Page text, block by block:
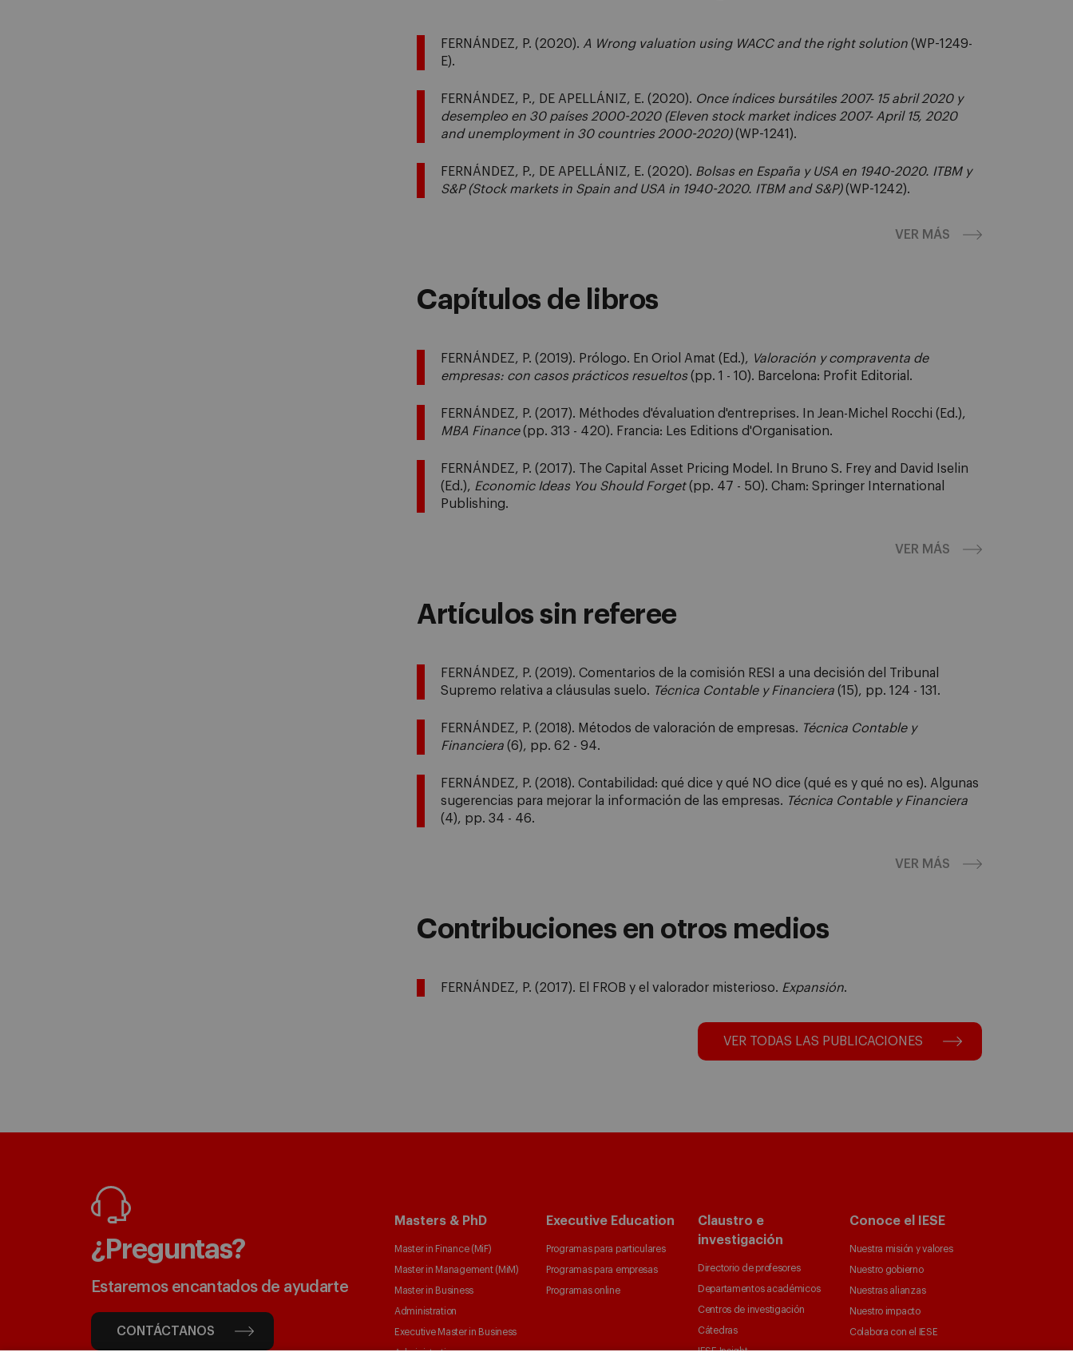
FERNÁNDEZ, P. (2020). A Wrong valuation using WACC and the right solution (WP-1249-
E).
FERNÁNDEZ, P., DE APELLÁNIZ, E. (2020). Once índices bursátiles 2007- 15 abril 2020 y
desempleo en 30 países 2000-2020 (Eleven stock market indices 2007- April 15, 2020
and unemployment in 30 countries 2000-2020)(WP-1241).
FERNÁNDEZ, P., DE APELLÁNIZ, E. (2020). Bolsas en España y USA en 1940-2020. ITBM y
S&P (Stock markets in Spain and USA in 1940-2020. ITBM and S&P)(WP-1242).
VER MÁS
Capítulos de libros
FERNÁNDEZ, P. (2019). Prólogo. En Oriol Amat (Ed.), Valoración y compraventa de
empresas: con casos prácticos resueltos(pp. 1 - 10). Barcelona: Profit Editorial.
FERNÁNDEZ, P. (2017). Méthodes d'évaluation d'entreprises. In Jean-Michel Rocchi (Ed.),
MBA Finance(pp. 313 - 420). Francia: Les Editions d'Organisation.
FERNÁNDEZ, P. (2017). The Capital Asset Pricing Model. In Bruno S. Frey and David Iselin
(Ed.), Economic Ideas You Should Forget(pp. 47 - 50). Cham: Springer International
Publishing.
VER MÁS
Artículos sin referee
FERNÁNDEZ, P. (2019). Comentarios de la comisión RESI a una decisión del Tribunal
Supremo relativa a cláusulas suelo. Técnica Contable y Financiera (15), pp. 124 - 131.
FERNÁNDEZ, P. (2018). Métodos de valoración de empresas. Técnica Contable y
Financiera (6), pp. 62 - 94.
FERNÁNDEZ, P. (2018). Contabilidad: qué dice y qué NO dice (qué es y qué no es). Algunas
sugerencias para mejorar la información de las empresas. Técnica Contable y Financiera
(4), pp. 34 - 46.
VER MÁS
Contribuciones en otros medios
FERNÁNDEZ, P. (2017). El FROB y el valorador misterioso. Expansión.
VER TODAS LAS PUBLICACIONES
¿Preguntas?
Estaremos encantados de ayudarte
CONTÁCTANOS
Masters & PhD
Master in Finance (MiF)
Master in Management (MiM)
Master in Business
Administration
Executive Master in Business
Administration
Executive Education
Programas para particulares
Programas para empresas
Programas online
Claustro e
investigación
Directorio de profesores
Departamentos académicos
Centros de investigación
Cátedras
IESE Insight
Conoce el IESE
Nuestra misión y valores
Nuestro gobierno
Nuestras alianzas
Nuestro impacto
Colabora con el IESE